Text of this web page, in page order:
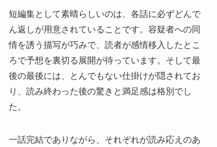
短編集として素晴らしいのは、各話に必ずどんで
ん返しが用意されていることです。容疑者への同
情を誘う描写が巧みで、読者が感情移入したとこ
ろで予想を裏切る展開が待っています。そして最
後の最後には、とんでもない仕掛けが隠されてお
り、読み終わった後の驚きと満足感は格別でし
た。
一話完結でありながら、それぞれが読み応えのあ